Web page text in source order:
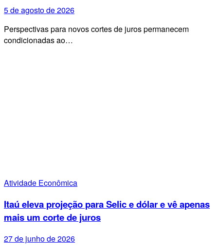
5 de agosto de 2026
Perspectivas para novos cortes de juros permanecem
condicionadas ao…
Atividade Econômica
Itaú eleva projeção para Selic e dólar e vê apenas
mais um corte de juros
27 de junho de 2026